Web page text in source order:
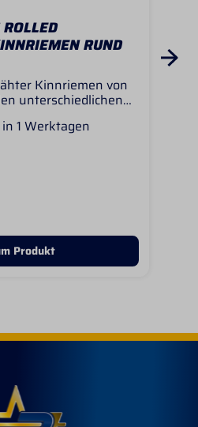
RUND
Kinnriemen von
unterschiedlichen
beidseitig noch
1 Werktagen
Produkt